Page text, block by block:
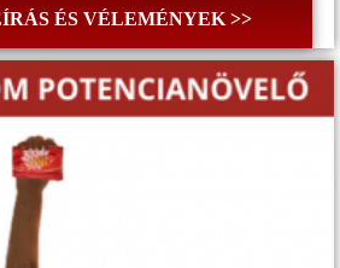
ÉS VÉLEMÉNYEK >>